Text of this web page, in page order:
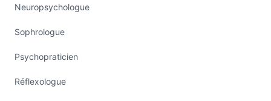
Neuropsychologue
Sophrologue
Psychopraticien
Réflexologue